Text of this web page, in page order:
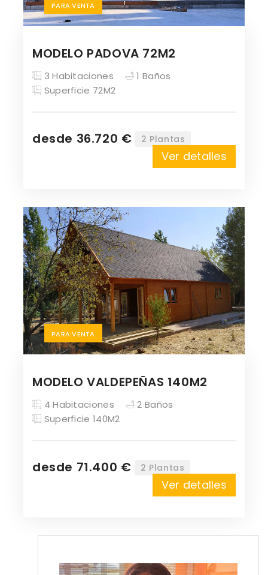
PARA VENTA
MODELO PADOVA 72M2
3 Habitaciones
1 Baños
Superficie 72M2
desde 36.720 € 2 Plantas
Ver detalles
PARA VENTA
MODELO VALDEPEÑAS 140M2
4 Habitaciones
2 Baños
Superficie 140M2
desde 71.400 € 2 Plantas
Ver detalles